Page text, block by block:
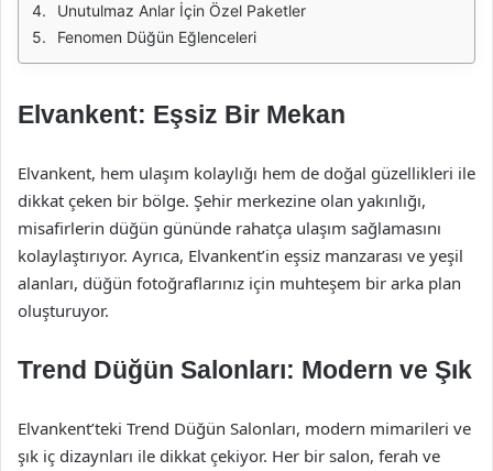
Unutulmaz Anlar İçin Özel Paketler
Fenomen Düğün Eğlenceleri
Elvankent: Eşsiz Bir Mekan
Elvankent, hem ulaşım kolaylığı hem de doğal güzellikleri ile
dikkat çeken bir bölge. Şehir merkezine olan yakınlığı,
misafirlerin düğün gününde rahatça ulaşım sağlamasını
kolaylaştırıyor. Ayrıca, Elvankent’in eşsiz manzarası ve yeşil
alanları, düğün fotoğraflarınız için muhteşem bir arka plan
oluşturuyor.
Trend Düğün Salonları: Modern ve Şık
Elvankent’teki Trend Düğün Salonları, modern mimarileri ve
şık iç dizaynları ile dikkat çekiyor. Her bir salon, ferah ve